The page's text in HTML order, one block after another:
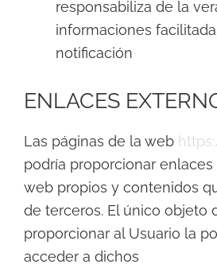
responsabiliza de la
informaciones
notificación
ENLACES
Las páginas de la web
podría proporcionar enlaces
web propios y contenidos
de terceros. El único objeto
proporcionar al Usuario la
acceder a dichos